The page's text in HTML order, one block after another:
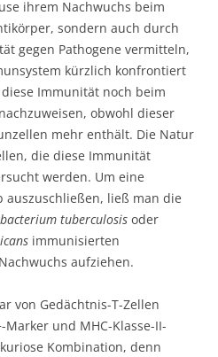
ihrem Nachwuchs beim
sondern auch durch
gegen Pathogene vermitteln,
kürzlich konfrontiert
Immunität noch beim
obwohl dieser
mehr enthält. Die Natur
die diese Immunität
werden. Um eine
ließ man die
tuberculosis oder
immunisierten
aufziehen.
von Gedächtnis-T-Zellen
und MHC-Klasse-II-
Kombination, denn